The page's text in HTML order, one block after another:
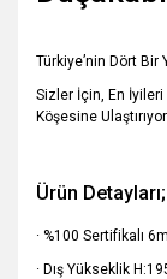
Türkiye’nin Dört Bir
Sizler İçin, En
Köşesine
Ürün Detayları;
· %100 Sertifikalı
· Dış Yükseklik